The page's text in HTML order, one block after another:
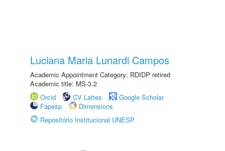
Luciana Maria Lunardi Campos
Academic Appointment Category: RDIDP retired
Academic title: MS-3.2
Orcid
CV Lattes
Google Scholar
Fapesp
Dimensions
Repositório Institucional UNESP